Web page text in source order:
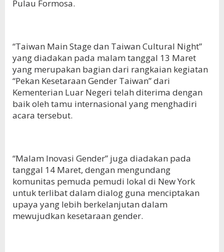
Pulau Formosa.
“Taiwan Main Stage dan Taiwan Cultural Night”
yang diadakan pada malam tanggal 13 Maret
yang merupakan bagian dari rangkaian kegiatan
“Pekan Kesetaraan Gender Taiwan” dari
Kementerian Luar Negeri telah diterima dengan
baik oleh tamu internasional yang menghadiri
acara tersebut.
“Malam Inovasi Gender” juga diadakan pada
tanggal 14 Maret, dengan mengundang
komunitas pemuda pemudi lokal di New York
untuk terlibat dalam dialog guna menciptakan
upaya yang lebih berkelanjutan dalam
mewujudkan kesetaraan gender.